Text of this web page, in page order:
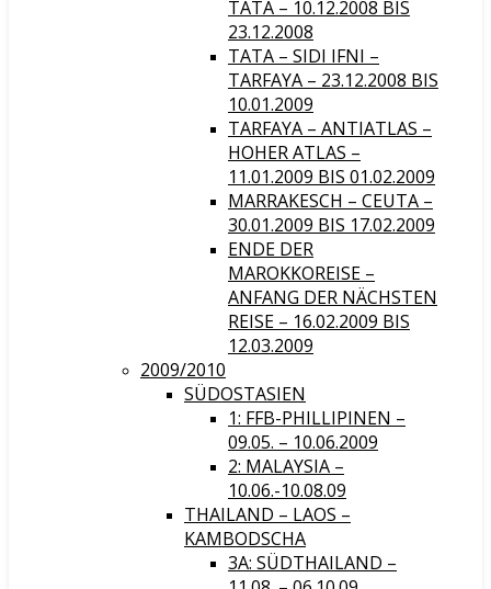
TATA – 10.12.2008 BIS
23.12.2008
TATA – SIDI IFNI –
TARFAYA – 23.12.2008 BIS
10.01.2009
TARFAYA – ANTIATLAS –
HOHER ATLAS –
11.01.2009 BIS 01.02.2009
MARRAKESCH – CEUTA –
30.01.2009 BIS 17.02.2009
ENDE DER
MAROKKOREISE –
ANFANG DER NÄCHSTEN
REISE – 16.02.2009 BIS
12.03.2009
2009/2010
SÜDOSTASIEN
1: FFB-PHILLIPINEN –
09.05. – 10.06.2009
2: MALAYSIA –
10.06.-10.08.09
THAILAND – LAOS –
KAMBODSCHA
3A: SÜDTHAILAND –